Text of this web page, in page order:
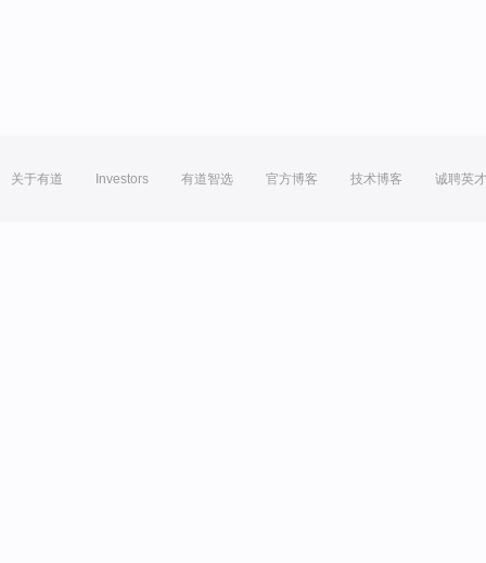
关于有道 Investors 有道智选 官方博客 技术博客 诚聘英才